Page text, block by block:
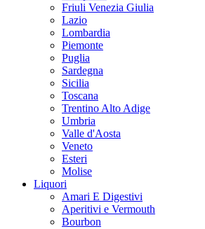
Friuli Venezia Giulia
Lazio
Lombardia
Piemonte
Puglia
Sardegna
Sicilia
Toscana
Trentino Alto Adige
Umbria
Valle d'Aosta
Veneto
Esteri
Molise
Liquori
Amari E Digestivi
Aperitivi e Vermouth
Bourbon